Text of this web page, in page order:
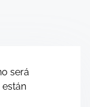
será